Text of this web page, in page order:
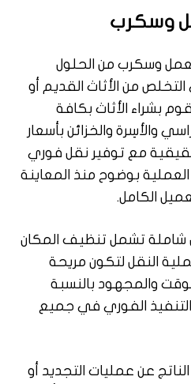
وسكرب
وسكرب من الحلول
من الأثاث القديم أو
بشراء الأثاث بكافة
والأسِرة والخزائن بأسعار
مع توفير نقل فوري
بوضوح منذ المعاينة
الكامل.
شاملة تشمل تنظيف المكان
النقل لتكون مريحة
والمجهود بالنسبة
الفوري في جميع
عن عمليات التجديد أو